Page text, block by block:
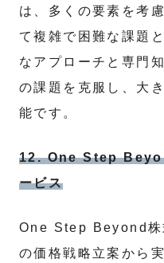
は、多くの要素を考
て複雑で困難な課題
なアプローチと専門
の課題を克服し、大
能です。
12. One Step
ービス
One Step Beyond株
の価格戦略立案から